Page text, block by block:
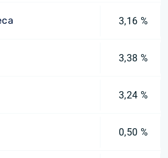
3,16 %
3,38 %
3,24 %
0,50 %